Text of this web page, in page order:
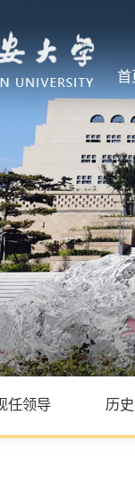
首
任领导 历